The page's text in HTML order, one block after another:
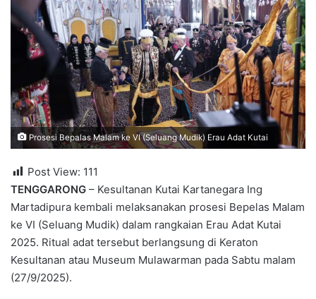
Prosesi Bepalas Malam ke VI (Seluang Mudik) Erau Adat Kutai
Post View: 111
TENGGARONG – Kesultanan Kutai Kartanegara Ing
Martadipura kembali melaksanakan prosesi Bepelas Malam
ke VI (Seluang Mudik) dalam rangkaian Erau Adat Kutai
2025. Ritual adat tersebut berlangsung di Keraton
Kesultanan atau Museum Mulawarman pada Sabtu malam
(27/9/2025).